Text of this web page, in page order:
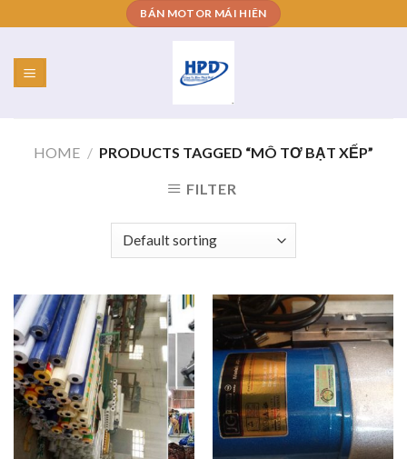
to
content
BÁN MOTOR MÁI HIÊN
HOME / PRODUCTS TAGGED “MÔ TƠ BẠT XẾP”
FILTER